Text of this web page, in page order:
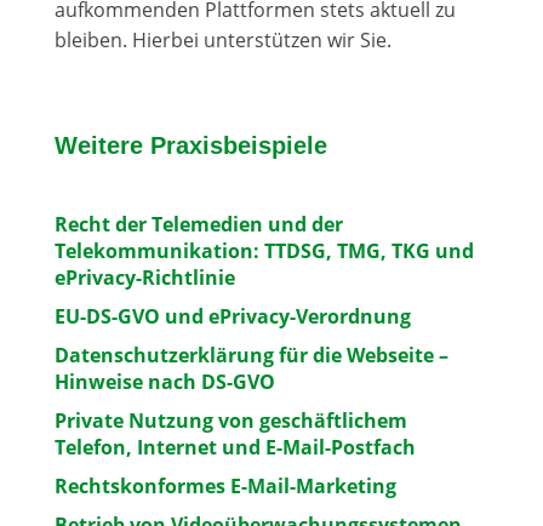
aufkommenden Plattformen stets aktuell zu
bleiben. Hierbei unterstützen wir Sie.
Weitere Praxisbeispiele
Recht der Telemedien und der
Telekommunikation: TTDSG, TMG, TKG und
ePrivacy-Richtlinie
EU-DS-GVO und ePrivacy-Verordnung
Datenschutzerklärung für die Webseite –
Hinweise nach DS-GVO
Private Nutzung von geschäftlichem
Telefon, Internet und E-Mail-Postfach
Rechtskonformes E-Mail-Marketing